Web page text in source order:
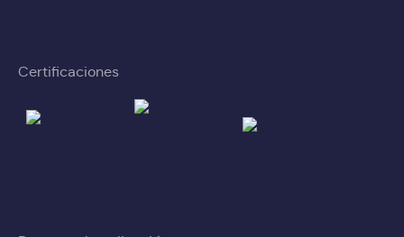
Certificaciones